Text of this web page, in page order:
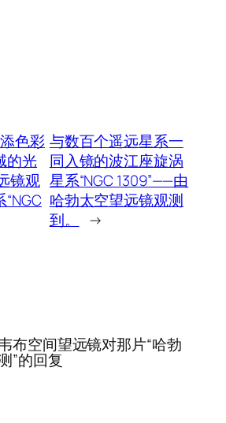
色彩
的光
镜观
与数百个遥远星系一
同入镜的波江座旋涡
星系“NGC 1309”——由
哈勃太空望远镜观测
到。
→
布空间望远镜对那片“哈勃
”的回复